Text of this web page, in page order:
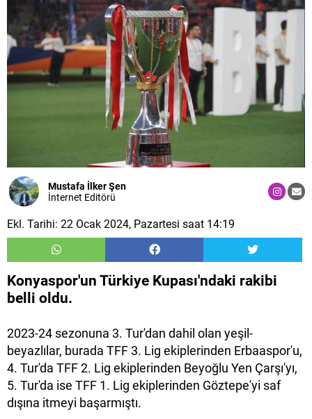
Mustafa İlker Şen
İnternet Editörü
Ekl. Tarihi: 22 Ocak 2024, Pazartesi saat 14:19
Konyaspor'un Türkiye Kupası'ndaki rakibi
belli oldu.
2023-24 sezonuna 3. Tur'dan dahil olan yeşil-
beyazlılar, burada TFF 3. Lig ekiplerinden Erbaaspor'u,
4. Tur'da TFF 2. Lig ekiplerinden Beyoğlu Yen Çarşı'yı,
5. Tur'da ise TFF 1. Lig ekiplerinden Göztepe'yi saf
dışına itmeyi başarmıştı.